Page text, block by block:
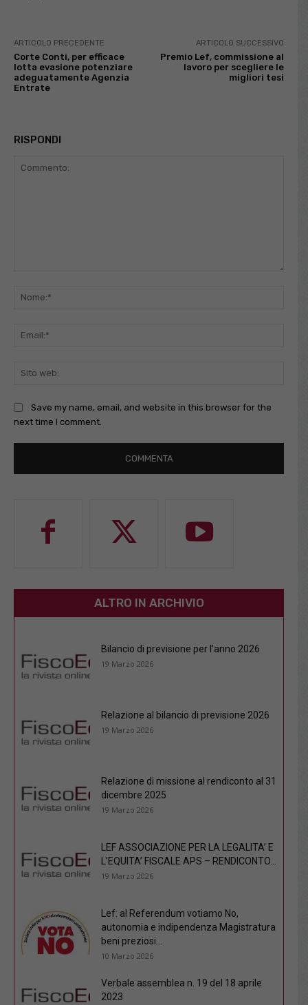
ARTICOLO PRECEDENTE
Corte Conti, per efficace
lotta evasione potenziare
adeguatamente Agenzia
Entrate
ARTICOLO SUCCESSIVO
Premio Lef, commissione al
lavoro per scegliere le
migliori tesi
RISPONDI
Save my name, email, and website in this browser for the
next time I comment.
ALTRO IN ARCHIVIO
Bilancio di previsione per l’anno 2026
19 Marzo 2026
Relazione al bilancio di previsione 2026
19 Marzo 2026
Relazione di missione al rendiconto al 31
dicembre 2025
19 Marzo 2026
LEF ASSOCIAZIONE PER LA LEGALITA’ E
L’EQUITA’ FISCALE APS – RENDICONTO...
19 Marzo 2026
Lef: al Referendum votiamo No,
autonomia e indipendenza Magistratura
beni preziosi...
10 Marzo 2026
Verbale assemblea n. 19 del 18 aprile
2023